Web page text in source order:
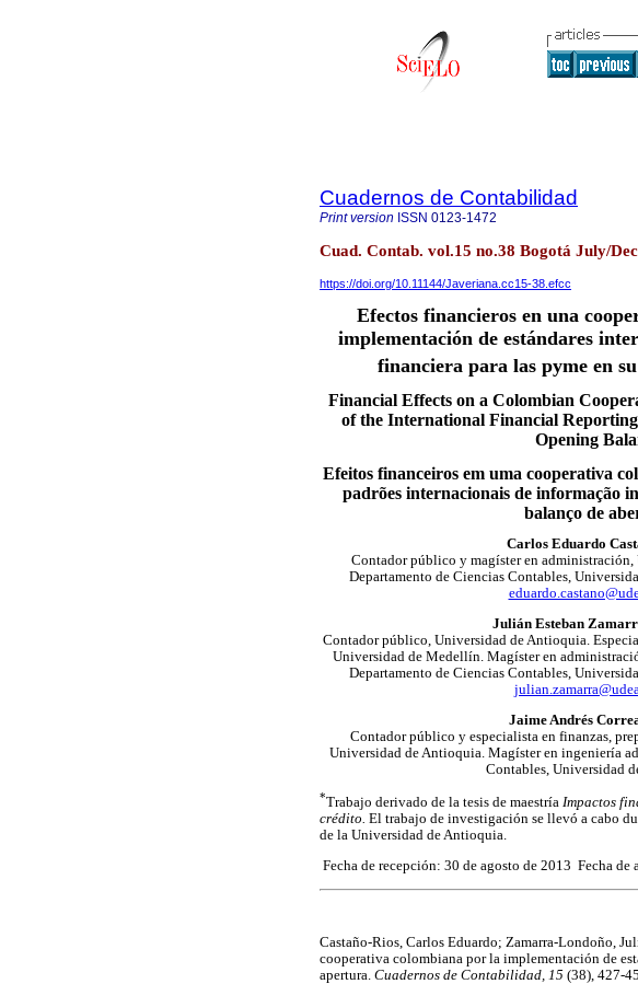
Cuadernos de Contabilidad
Print version ISSN 0123-1472
Cuad. Contab. vol.15 no.38 Bogotá July/
https://doi.org/10.11144/Javeriana.cc15-38.efcc
Efectos financieros en una
implementación de estándares
financiera para las pyme en
Financial Effects on a Colombian
of the International Financial
Opening
Efeitos financeiros em uma cooperativa
padrões internacionais de informação
balanço de
Carlos Eduardo
Contador público y magíster en
Departamento de Ciencias Contables,
Julián Esteban
Contador público, Universidad de Antioquia.
Universidad de Medellín. Magíster en
Departamento de Ciencias Contables,
Jaime Andrés
Contador público y especialista en finanzas,
Universidad de Antioquia. Magíster en ingeniería
Contables, Universidad
*Trabajo derivado de la tesis de maestría Impactos
crédito. El trabajo de investigación se llevó a cabo
de la Universidad de Antioquia.
Fecha de recepción: 30 de agosto de 2013 Fecha
Castaño-Rios, Carlos Eduardo; Zamarra-Londoño,
cooperativa colombiana por la implementación de
apertura. Cuadernos de Contabilidad, 15 (38), 427-